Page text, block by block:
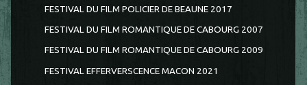
FESTIVAL DU FILM POLICIER DE BEAUNE 2017
FESTIVAL DU FILM ROMANTIQUE DE CABOURG 2007
FESTIVAL DU FILM ROMANTIQUE DE CABOURG 2009
FESTIVAL EFFERVERSCENCE MACON 2021